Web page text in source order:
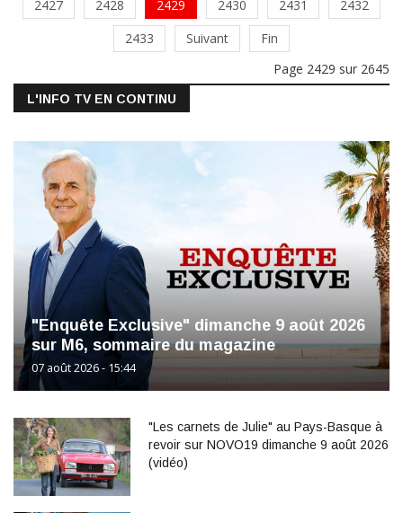
2427
2428 2429 2430 2431
2432
2433
Suivant
Fin
Page 2429 sur 2645
L'INFO TV EN CONTINU
"Enquête Exclusive" dimanche 9 août 2026
sur M6, sommaire du magazine
07 août 2026 - 15:44
"Les carnets de Julie" au Pays-Basque à
revoir sur NOVO19 dimanche 9 août 2026
(vidéo)